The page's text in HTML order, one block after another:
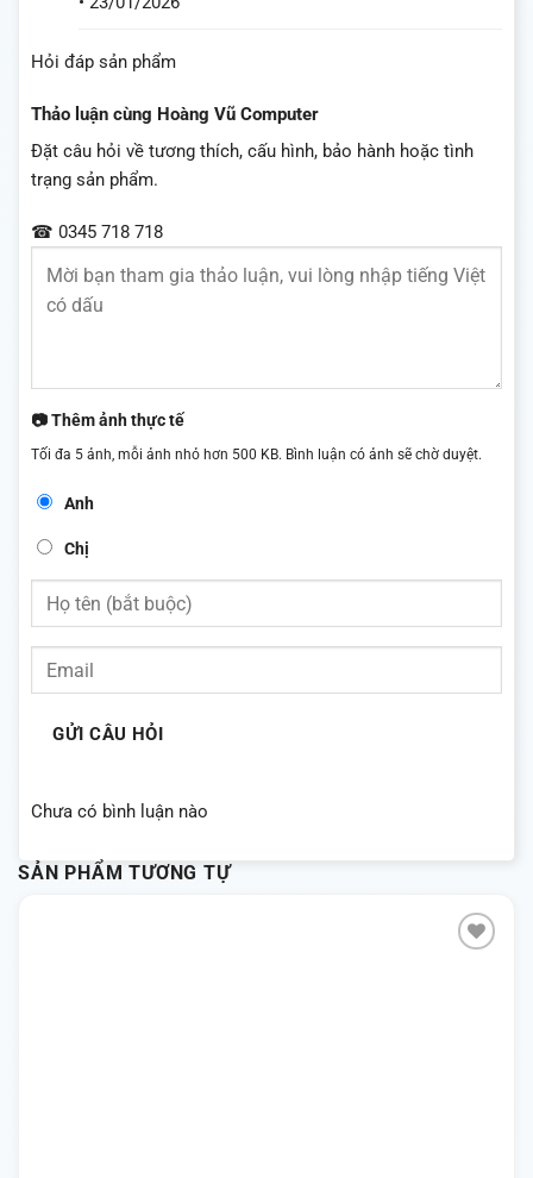
Hỏi đáp sản phẩm
Thảo luận cùng Hoàng Vũ Computer
Đặt câu hỏi về tương thích, cấu hình, bảo hành hoặc tình
trạng sản phẩm.
☎ 0345 718 718
📷 Thêm ảnh thực tế
Tối đa 5 ảnh, mỗi ảnh nhỏ hơn 500 KB. Bình luận có ảnh sẽ chờ duyệt.
Anh
Chị
GỬI CÂU HỎI
Chưa có bình luận nào
SẢN PHẨM TƯƠNG TỰ